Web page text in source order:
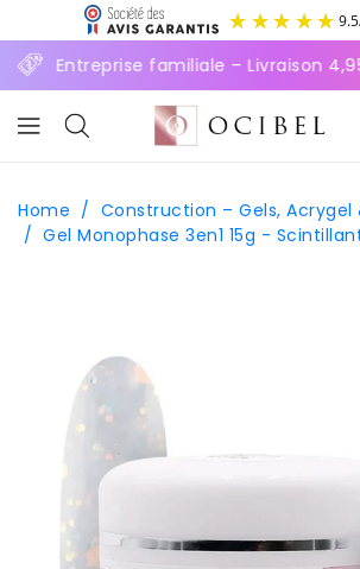
⚡ Entreprise familiale – Livraison
Home / Construction – Gels, Acrygel
/ Gel Monophase 3en1 15g - Scintillant